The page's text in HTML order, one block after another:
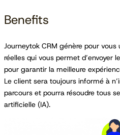
Benefits
Journeytok CRM génère pour
réelles qui vous permet d’envoyer
pour garantir la meilleure
Le client sera toujours informé à
parcours et pourra résoudre tous
artificielle (IA).